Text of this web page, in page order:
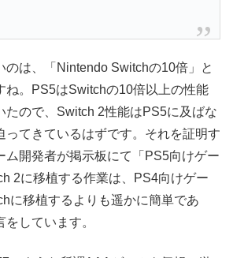
のは、「Nintendo Switchの10倍」と
ね。PS5はSwitchの10倍以上の性能
たので、Switch 2性能はPS5に及ばな
ってきているはずです。それを証明す
ム開発者が掲示板にて「PS5向けゲー
2に移植する作業は、PS4向けゲー
に移植するよりも遥かに簡単であ
しています。